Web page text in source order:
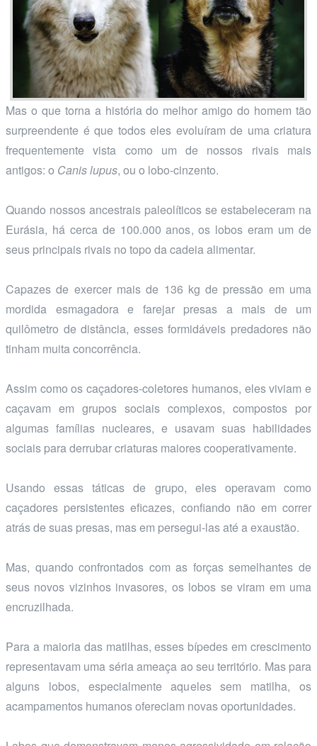
Mas o que torna a história do melhor amigo do homem tão
surpreendente é que todos eles evoluíram de uma criatura
frequentemente vista como um de nossos rivais mais
antigos: o Canis lupus, ou o lobo-cinzento.
Quando nossos ancestrais paleolíticos se estabeleceram na
Eurásia, há cerca de 100.000 anos, os lobos eram um de
seus principais rivais no topo da cadeia alimentar.
Capazes de exercer mais de 136 kg de pressão em uma
mordida esmagadora e farejar presas a mais de um
quilômetro de distância, esses formidáveis predadores não
tinham muita concorrência.
Assim como os caçadores-coletores humanos, eles viviam e
caçavam em grupos sociais complexos, compostos por
algumas famílias nucleares, e usavam suas habilidades
sociais para derrubar criaturas maiores cooperativamente.
Usando essas táticas de grupo, eles operavam como
caçadores persistentes eficazes, confiando não em correr
atrás de suas presas, mas em persegui-las até a exaustão.
Mas, quando confrontados com as forças semelhantes de
seus novos vizinhos invasores, os lobos se viram em uma
encruzilhada.
Para a maioria das matilhas, esses bípedes em crescimento
representavam uma séria ameaça ao seu território. Mas para
alguns lobos, especialmente aqueles sem matilha, os
acampamentos humanos ofereciam novas oportunidades.